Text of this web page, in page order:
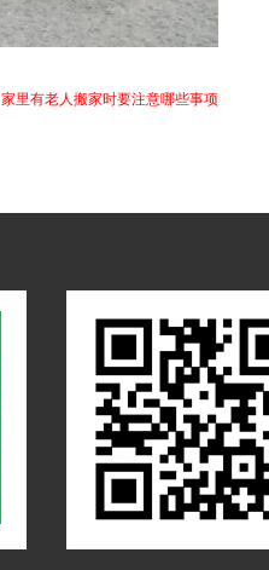
家里有老人搬家时要注意哪些事项